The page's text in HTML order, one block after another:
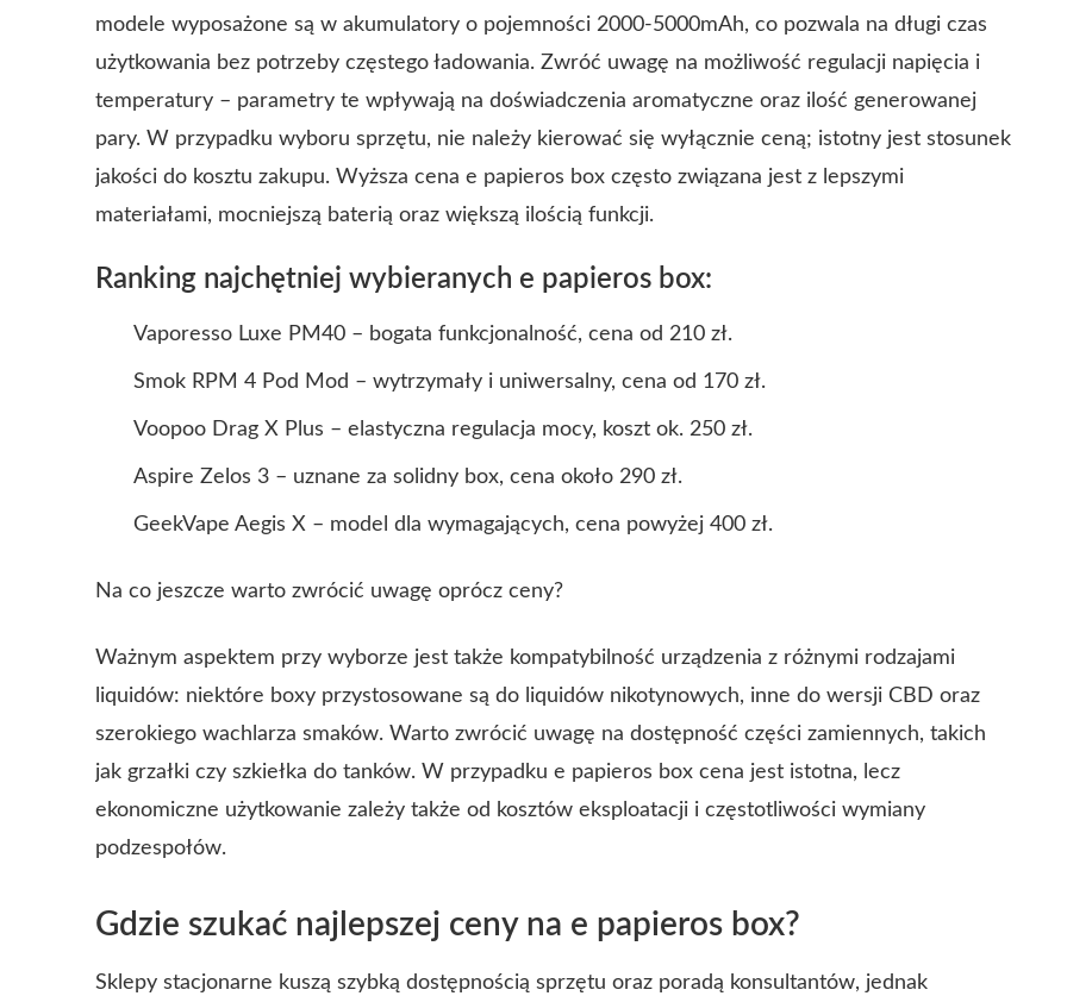
modele wyposażone są w akumulatory o pojemności 2000-5000mAh, co pozwala na długi czas
użytkowania bez potrzeby częstego ładowania. Zwróć uwagę na możliwość regulacji napięcia i
temperatury – parametry te wpływają na doświadczenia aromatyczne oraz ilość generowanej
pary. W przypadku wyboru sprzętu, nie należy kierować się wyłącznie ceną; istotny jest stosunek
jakości do kosztu zakupu. Wyższa cena e papieros box często związana jest z lepszymi
materiałami, mocniejszą baterią oraz większą ilością funkcji.
Ranking najchętniej wybieranych e papieros box:
Vaporesso Luxe PM40 – bogata funkcjonalność, cena od 210 zł.
Smok RPM 4 Pod Mod – wytrzymały i uniwersalny, cena od 170 zł.
Voopoo Drag X Plus – elastyczna regulacja mocy, koszt ok. 250 zł.
Aspire Zelos 3 – uznane za solidny box, cena około 290 zł.
GeekVape Aegis X – model dla wymagających, cena powyżej 400 zł.
Na co jeszcze warto zwrócić uwagę oprócz ceny?
Ważnym aspektem przy wyborze jest także kompatybilność urządzenia z różnymi rodzajami
liquidów: niektóre boxy przystosowane są do liquidów nikotynowych, inne do wersji CBD oraz
szerokiego wachlarza smaków. Warto zwrócić uwagę na dostępność części zamiennych, takich
jak grzałki czy szkiełka do tanków. W przypadku e papieros box cena jest istotna, lecz
ekonomiczne użytkowanie zależy także od kosztów eksploatacji i częstotliwości wymiany
podzespołów.
Gdzie szukać najlepszej ceny na e papieros box?
Sklepy stacjonarne kuszą szybką dostępnością sprzętu oraz poradą konsultantów, jednak